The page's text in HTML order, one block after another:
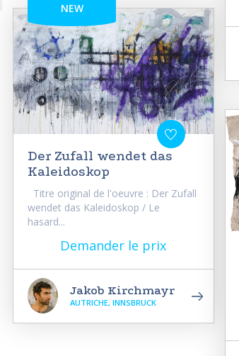
NEW
Der Zufall wendet das
Kaleidoskop
Titre original de l'oeuvre : Der Zufall
wendet das Kaleidoskop / Le
hasard...
Demander le prix
Jakob Kirchmayr
AUTRICHE, INNSBRUCK